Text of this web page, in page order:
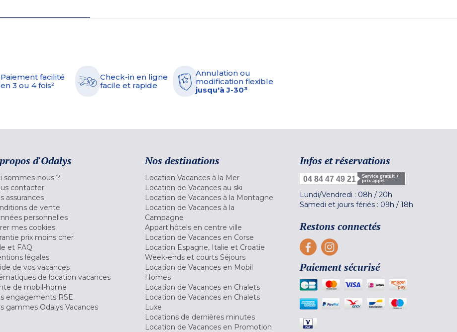
Paiement facilité
en 3 ou 4 fois²
Check-in en ligne
facile et rapide
Annulation ou
modification flexible
jusqu'à J-30³
d'Odalys
sommes-nous ?
contacter
assurances
de vente
personnelles
mes cookies
prix moins cher
et FAQ
légales
de vos vacances
de location vacances
de mobil-home
engagements RSE
gammes Odalys Vacances
Nos destinations
Location Vacances à la Mer
Location de Vacances au ski
Location de Vacances à la Montagne
Location de Vacances à la
Campagne
Appart'hôtels en centre ville
Location de Vacances en Corse
Location Espagne, Italie et Croatie
Week-ends et courts Séjours
Location de Vacances en Mobil
Homes
Location de Vacances en Chalets
Location de Vacances en Chalets
Luxe
Locations de dernières minutes
Location de Vacances en Promotion
Infos et réservations
04 84 47 49 21
Service gratuit +
prix appel
Lundi/Vendredi : 08h / 20h
Samedi et jours fériés : 09h / 18h
Restons connectés
Paiement sécurisé